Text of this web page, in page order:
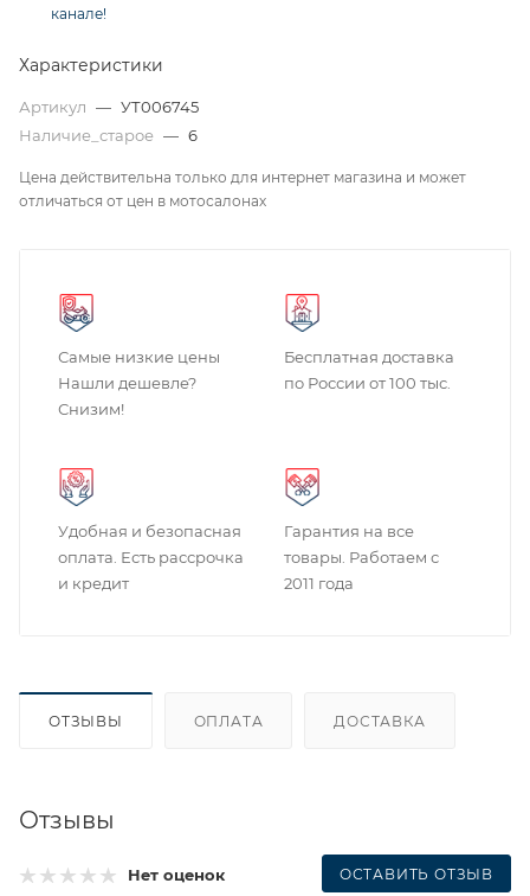
канале!
Характеристики
Артикул — УТ006745
Наличие_старое — 6
Цена действительна только для интернет магазина и может
отличаться от цен в мотосалонах
Самые низкие цены
Нашли дешевле?
Снизим!
Бесплатная доставка
по России от 100 тыс.
Удобная и безопасная
оплата. Есть рассрочка
и кредит
Гарантия на все
товары. Работаем с
2011 года
ОТЗЫВЫ ОПЛАТА ДОСТАВКА
Отзывы
Нет оценок ОСТАВИТЬ ОТЗЫВ